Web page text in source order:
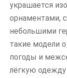
украшается
орнаментами,
небольшими
такие модели
погоды и
лёгкую одежду